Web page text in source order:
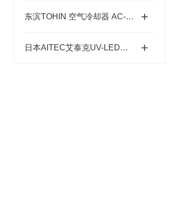
东滨TOHIN 空气冷却器 AC-60 和 AC-60c 的特点
日本AITEC艾泰克UV-LED全波段可调光源